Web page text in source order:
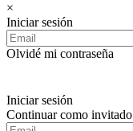
×
Iniciar sesión
Olvidé mi contraseña
Iniciar sesión
Continuar como invitado